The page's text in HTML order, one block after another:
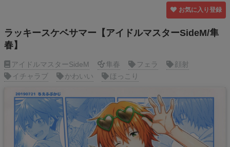
お気に入り登録
ラッキースケベサマー【アイドルマスターSideM/隼
春】
アイドルマスターSideM 隼春 フェラ
顔射
イチャラブ
かわいい ほっこり